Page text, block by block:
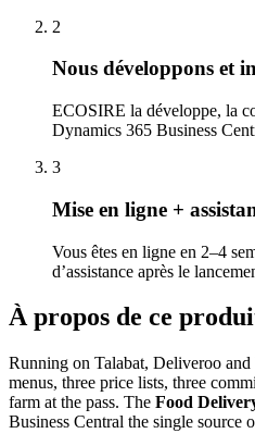
2
Nous développons et
ECOSIRE la développe, la
Dynamics 365 Business
3
Mise en ligne +
Vous êtes en ligne en 2–4
d’assistance après le
À propos de ce
Running on Talabat, Deliveroo and
menus, three price lists, three
farm at the pass. The Food
Business Central the single source